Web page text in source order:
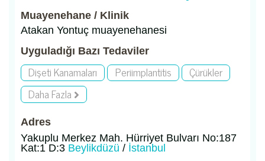
Muayenehane / Klinik
Atakan Yontuç muayenehanesi
Uyguladığı Bazı Tedaviler
Dişeti Kanamaları Periimplantitis
Çürükler
Daha Fazla
Adres
Yakuplu Merkez Mah. Hürriyet Bulvarı No:187
Kat:1 D:3 Beylikdüzü / İstanbul